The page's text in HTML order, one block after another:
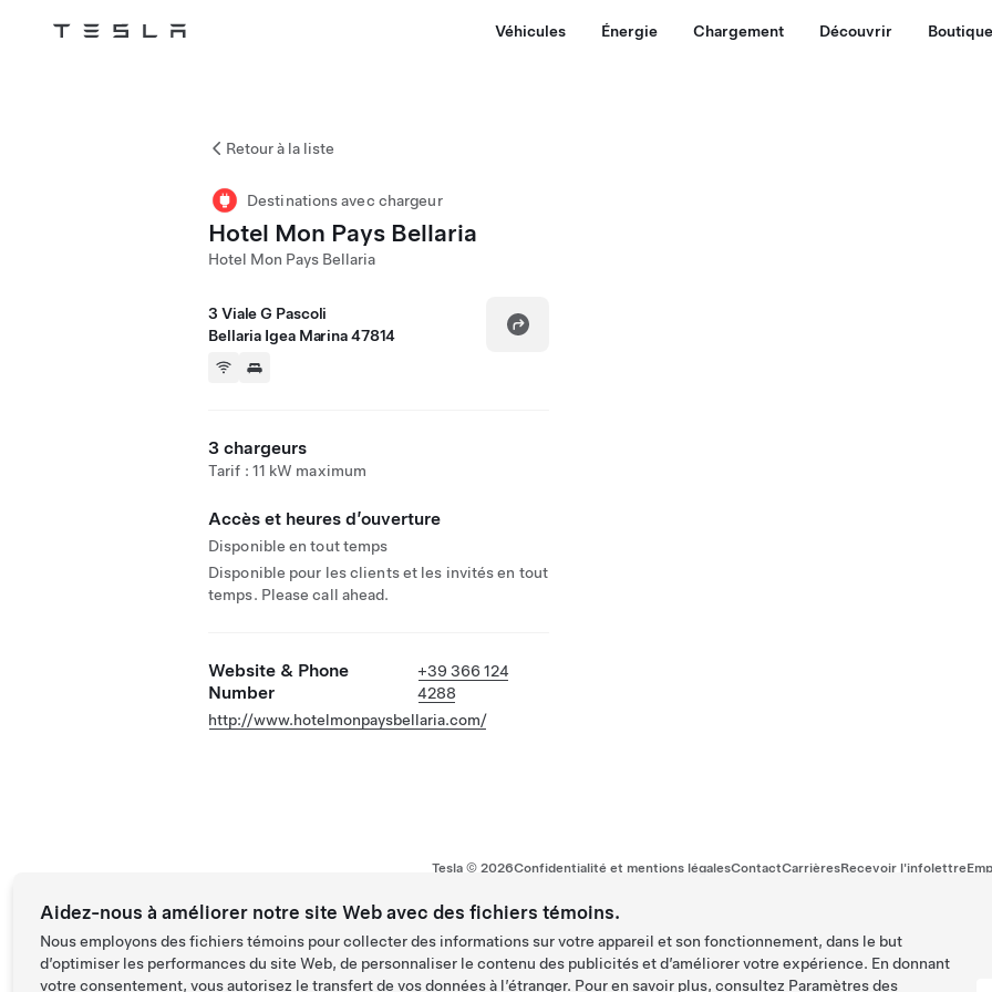
Tesla Véhicules Énergie Chargement Découvrir Boutique
Retour à la liste
Destinations avec chargeur
Hotel Mon Pays Bellaria
Hotel Mon Pays Bellaria
3 Viale G Pascoli
Bellaria Igea Marina 47814
3 chargeurs
Tarif : 11 kW maximum
Accès et heures d’ouverture
Disponible en tout temps
Disponible pour les clients et les invités en tout
temps. Please call ahead.
Website & Phone
Number
+39 366 124
4288
http://www.hotelmonpaysbellaria.com/
Tesla © 2026Confidentialité et mentions légalesContactCarrièresRecevoir l'infolettre
Aidez-nous à améliorer notre site Web avec des fichiers témoins.
Nous employons des fichiers témoins pour collecter des informations sur votre appareil et son fonctionnement, dans le but
d’optimiser les performances du site Web, de personnaliser le contenu des publicités et d’améliorer votre expérience. En donnant
votre consentement, vous autorisez le transfert de vos données à l’étranger. Pour en savoir plus, consultez Paramètres des